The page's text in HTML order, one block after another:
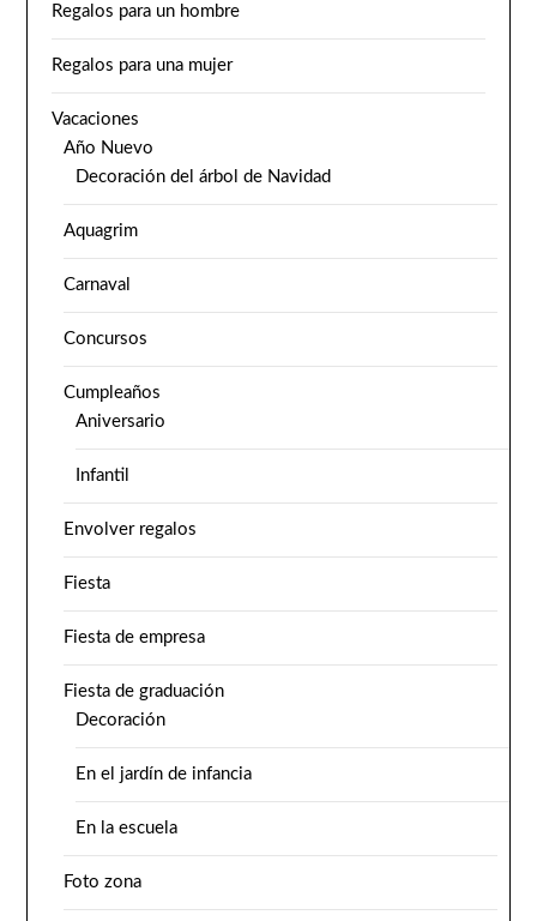
Regalos para un hombre
Regalos para una mujer
Vacaciones
Año Nuevo
Decoración del árbol de Navidad
Aquagrim
Carnaval
Concursos
Cumpleaños
Aniversario
Infantil
Envolver regalos
Fiesta
Fiesta de empresa
Fiesta de graduación
Decoración
En el jardín de infancia
En la escuela
Foto zona